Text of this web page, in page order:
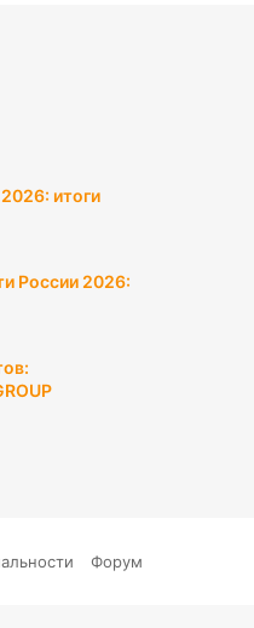
итоги
России 2026:
Форум